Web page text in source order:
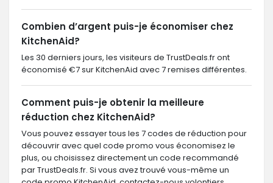
Combien d’argent puis-je économiser chez
KitchenAid?
Les 30 derniers jours, les visiteurs de TrustDeals.fr ont
économisé €7 sur KitchenAid avec 7 remises différentes.
Comment puis-je obtenir la meilleure
réduction chez KitchenAid?
Vous pouvez essayer tous les 7 codes de réduction pour
découvrir avec quel code promo vous économisez le
plus, ou choisissez directement un code recommandé
par TrustDeals.fr. Si vous avez trouvé vous-même un